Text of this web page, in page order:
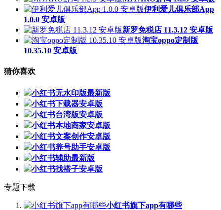
伊利爱儿俱乐部App
1.0.0 安卓版
新罗免税店 11.3.12 安卓版
淘宝oppo定制版
10.35.10 安卓版
猜你喜欢
小红书无水印版最新版
小红书下载器安卓版
小红书台湾版安卓版
小红书本地商家安卓版
小红书文案创作安卓版
小红书养号助手安卓版
小红书辅助最新版
小红书找搭子安卓版
专题下载
小红书旗下app有哪些